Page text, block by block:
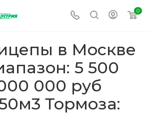
0
в Москве
5 500
000 руб
Тормоза: